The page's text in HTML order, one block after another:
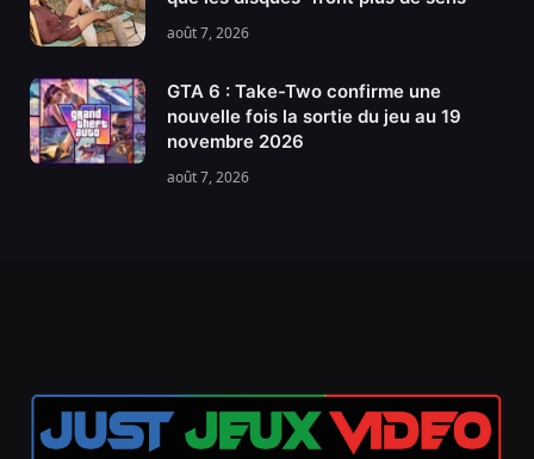
août 7, 2026
GTA 6 : Take-Two confirme une
nouvelle fois la sortie du jeu au 19
novembre 2026
août 7, 2026